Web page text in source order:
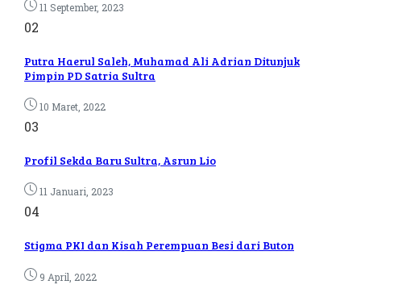
11 September, 2023
02
Putra Haerul Saleh, Muhamad Ali Adrian Ditunjuk
Pimpin PD Satria Sultra
10 Maret, 2022
03
Profil Sekda Baru Sultra, Asrun Lio
11 Januari, 2023
04
Stigma PKI dan Kisah Perempuan Besi dari Buton
9 April, 2022